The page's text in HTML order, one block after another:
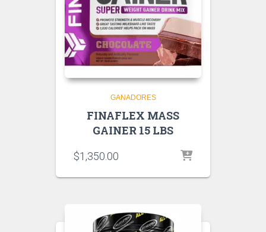
GANADORES
FINAFLEX MASS
GAINER 15 LBS
$1,350.00